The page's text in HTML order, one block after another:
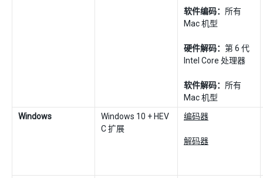
软件编码： 所有
Mac 机型
硬件解码： 第 6 代
Intel Core 处理器
软件解码： 所有
Mac 机型
Windows
Windows 10 + HEV
C 扩展
编码器
解码器